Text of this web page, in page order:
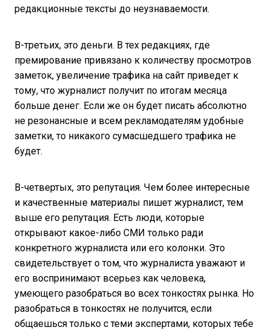
редакционные тексты до неузнаваемости.
В-третьих, это деньги. В тех редакциях, где
премирование привязано к количеству просмотров
заметок, увеличение трафика на сайт приведет к
тому, что журналист получит по итогам месяца
больше денег. Если же он будет писать абсолютно
не резонансные и всем рекламодателям удобные
заметки, то никакого сумасшедшего трафика не
будет.
В-четвертых, это репутация. Чем более интересные
и качественные материалы пишет журналист, тем
выше его репутация. Есть люди, которые
открывают какое-либо СМИ только ради
конкретного журналиста или его колонки. Это
свидетельствует о том, что журналиста уважают и
его воспринимают всерьез как человека,
умеющего разобраться во всех тонкостях рынка. Но
разобраться в тонкостях не получится, если
общаешься только с теми экспертами, которых тебе